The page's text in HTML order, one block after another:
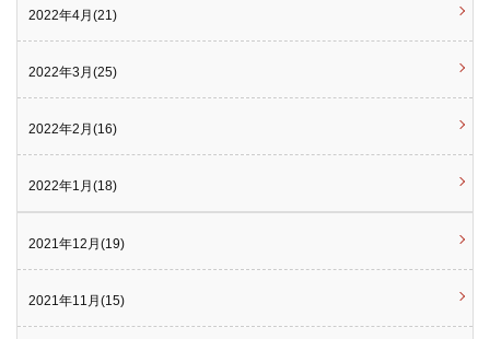
2022年4月(21)
2022年3月(25)
2022年2月(16)
2022年1月(18)
2021年12月(19)
2021年11月(15)